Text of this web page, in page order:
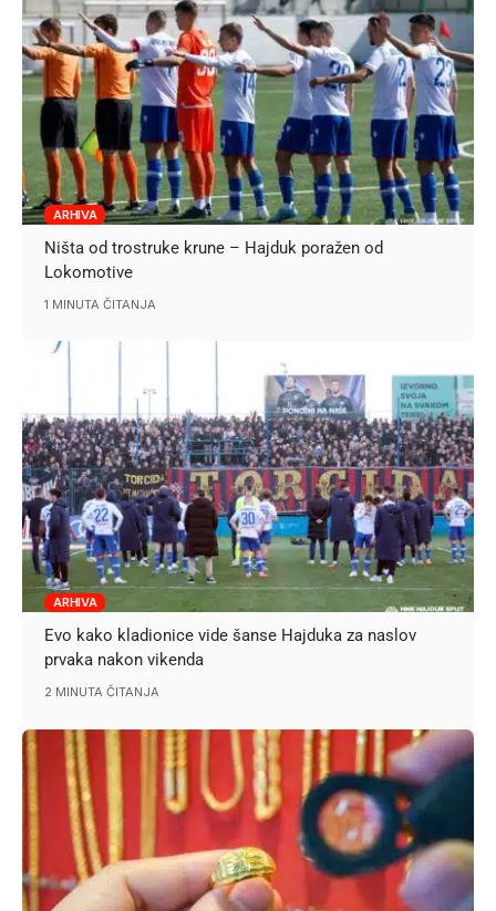
ARHIVA
Ništa od trostruke krune – Hajduk poražen od
Lokomotive
1 MINUTA ČITANJA
ARHIVA
Evo kako kladionice vide šanse Hajduka za naslov
prvaka nakon vikenda
2 MINUTA ČITANJA